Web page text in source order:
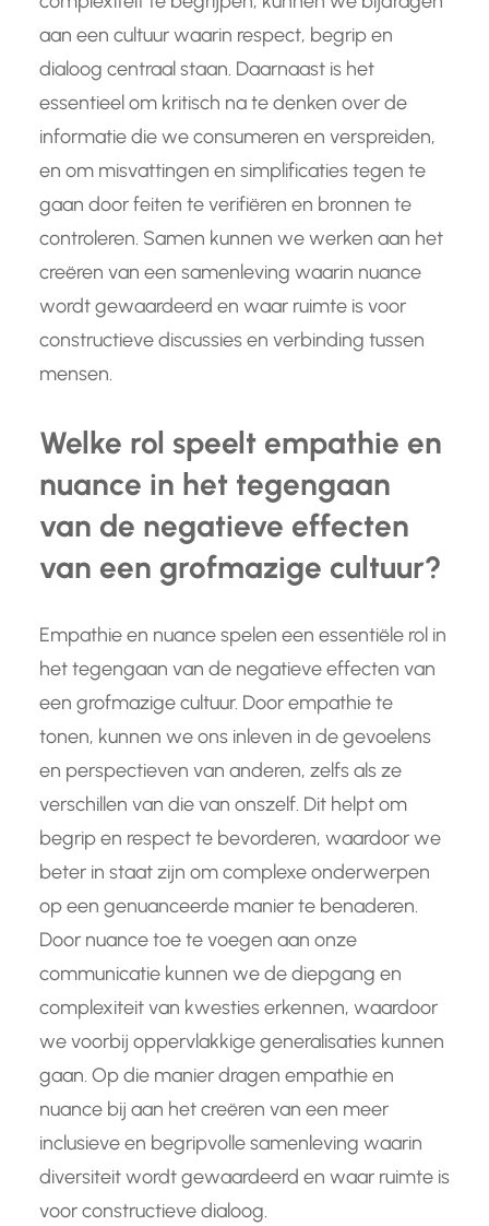
aan een cultuur waarin respect, begrip en
dialoog centraal staan. Daarnaast is het
essentieel om kritisch na te denken over de
informatie die we consumeren en verspreiden,
en om misvattingen en simplificaties tegen te
gaan door feiten te verifiëren en bronnen te
controleren. Samen kunnen we werken aan het
creëren van een samenleving waarin nuance
wordt gewaardeerd en waar ruimte is voor
constructieve discussies en verbinding tussen
mensen.
Welke rol speelt empathie en
nuance in het tegengaan
van de negatieve effecten
van een grofmazige cultuur?
Empathie en nuance spelen een essentiële rol in
het tegengaan van de negatieve effecten van
een grofmazige cultuur. Door empathie te
tonen, kunnen we ons inleven in de gevoelens
en perspectieven van anderen, zelfs als ze
verschillen van die van onszelf. Dit helpt om
begrip en respect te bevorderen, waardoor we
beter in staat zijn om complexe onderwerpen
op een genuanceerde manier te benaderen.
Door nuance toe te voegen aan onze
communicatie kunnen we de diepgang en
complexiteit van kwesties erkennen, waardoor
we voorbij oppervlakkige generalisaties kunnen
gaan. Op die manier dragen empathie en
nuance bij aan het creëren van een meer
inclusieve en begripvolle samenleving waarin
diversiteit wordt gewaardeerd en waar ruimte is
voor constructieve dialoog.